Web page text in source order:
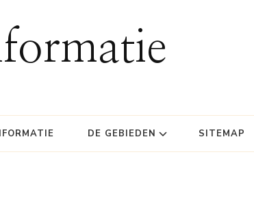
DE GEBIEDEN SITEMAP